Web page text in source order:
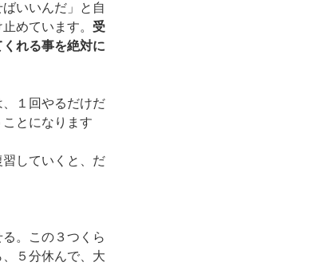
いいんだ」と自
めています。 受
れる事を絶対に
１回やるだけだ
とになります
していくと、だ
。この３つくら
５分休んで、大